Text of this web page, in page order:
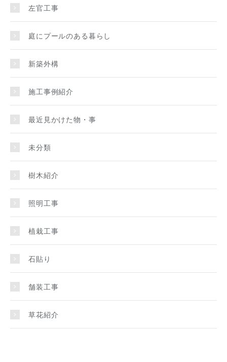
左官工事
庭にプールのある暮らし
新築外構
施工事例紹介
最近見かけた物・事
未分類
樹木紹介
照明工事
植栽工事
石貼り
舗装工事
草花紹介